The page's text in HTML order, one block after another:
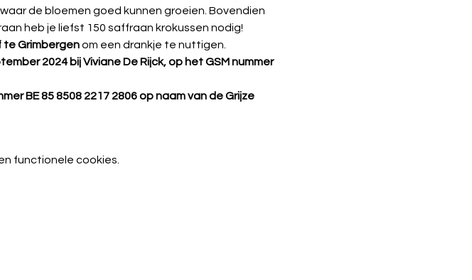
de bloemen goed kunnen groeien. Bovendien
heb je liefst 150 saffraan krokussen nodig!
te Grimbergen om een drankje te nuttigen.
2024 bij Viviane De Rijck, op het GSM nummer
BE 85 8508 2217 2806 op naam van de Grijze
functionele cookies.